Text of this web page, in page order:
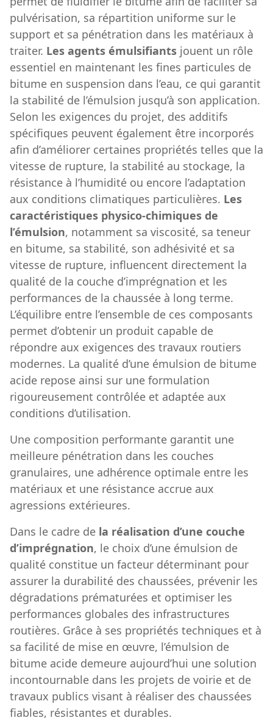
pulvérisation, sa répartition uniforme sur le
support et sa pénétration dans les matériaux à
traiter. Les agents émulsifiants jouent un rôle
essentiel en maintenant les fines particules de
bitume en suspension dans l’eau, ce qui garantit
la stabilité de l’émulsion jusqu’à son application.
Selon les exigences du projet, des additifs
spécifiques peuvent également être incorporés
afin d’améliorer certaines propriétés telles que la
vitesse de rupture, la stabilité au stockage, la
résistance à l’humidité ou encore l’adaptation
aux conditions climatiques particulières. Les
caractéristiques physico-chimiques de
l’émulsion, notamment sa viscosité, sa teneur
en bitume, sa stabilité, son adhésivité et sa
vitesse de rupture, influencent directement la
qualité de la couche d’imprégnation et les
performances de la chaussée à long terme.
L’équilibre entre l’ensemble de ces composants
permet d’obtenir un produit capable de
répondre aux exigences des travaux routiers
modernes. La qualité d’une émulsion de bitume
acide repose ainsi sur une formulation
rigoureusement contrôlée et adaptée aux
conditions d’utilisation.
Une composition performante garantit une
meilleure pénétration dans les couches
granulaires, une adhérence optimale entre les
matériaux et une résistance accrue aux
agressions extérieures.
Dans le cadre de la réalisation d’une couche
d’imprégnation, le choix d’une émulsion de
qualité constitue un facteur déterminant pour
assurer la durabilité des chaussées, prévenir les
dégradations prématurées et optimiser les
performances globales des infrastructures
routières. Grâce à ses propriétés techniques et à
sa facilité de mise en œuvre, l’émulsion de
bitume acide demeure aujourd’hui une solution
incontournable dans les projets de voirie et de
travaux publics visant à réaliser des chaussées
fiables, résistantes et durables.